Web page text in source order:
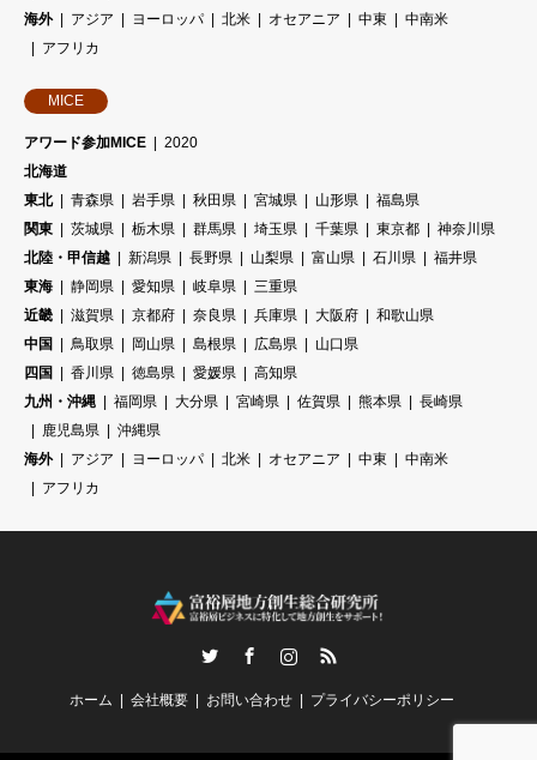
海外
アジア ヨーロッパ 北米 オセアニア 中東
中南米
アフリカ
MICE
アワード参加MICE
2020
北海道
東北
青森県 岩手県 秋田県 宮城県 山形県
福島県
関東
茨城県 栃木県 群馬県 埼玉県 千葉県 東京都
神奈川県
北陸・甲信越
新潟県 長野県 山梨県 富山県 石川県
福井県
東海
静岡県 愛知県 岐阜県
三重県
近畿
滋賀県 京都府 奈良県 兵庫県 大阪府
和歌山県
中国
鳥取県 岡山県 島根県 広島県
山口県
四国
香川県 徳島県 愛媛県
高知県
九州・沖縄
福岡県 大分県 宮崎県 佐賀県 熊本県
長崎県
鹿児島県
沖縄県
海外
アジア ヨーロッパ 北米 オセアニア 中東
中南米
アフリカ
RSS
ホーム 会社概要 お問い合わせ プライバシーポリシー